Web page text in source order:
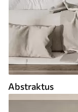
Abstraktus